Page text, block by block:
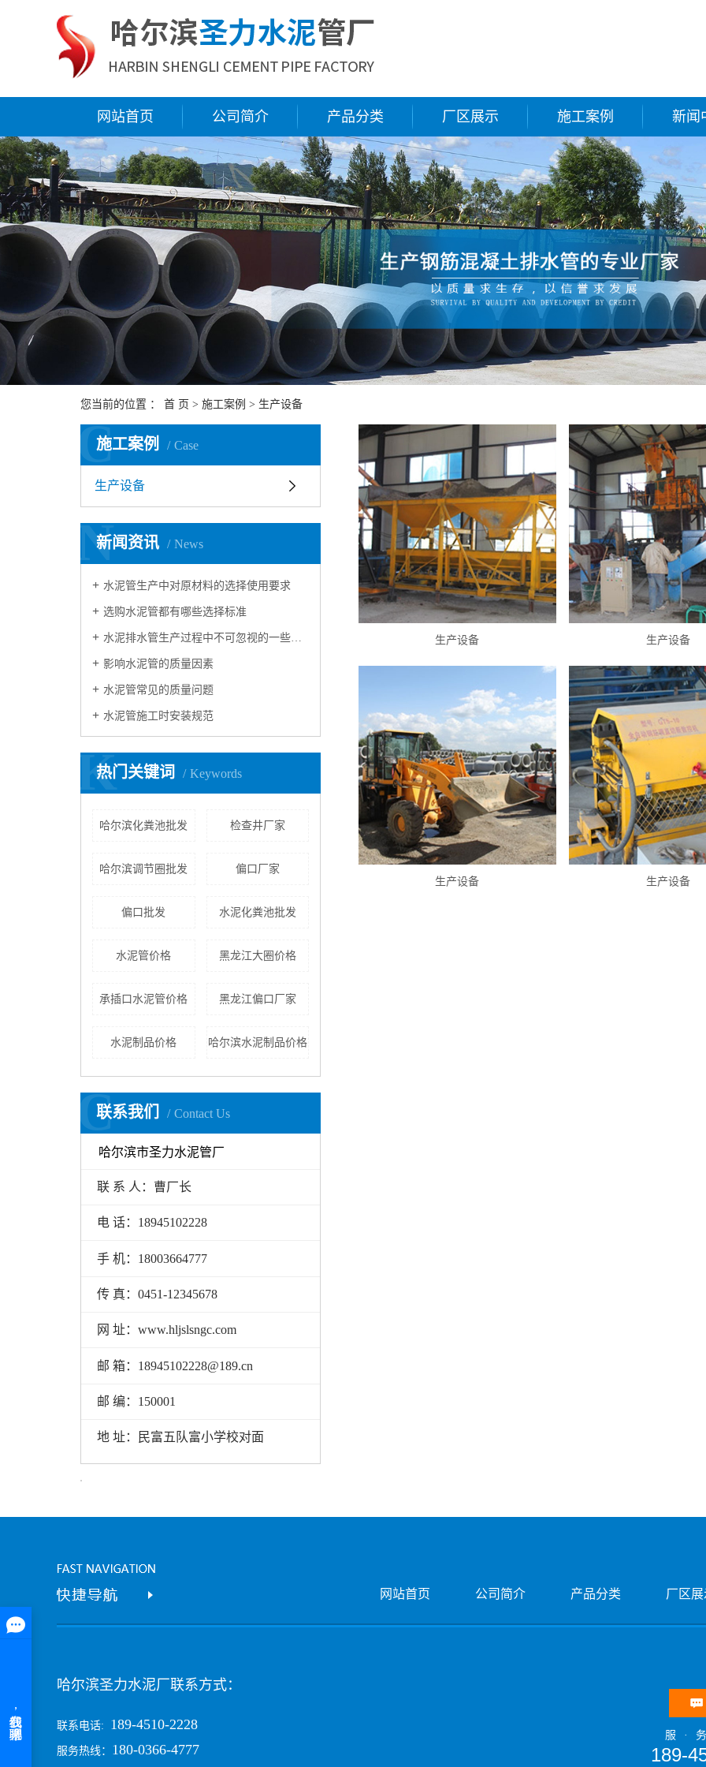
网站首页 公司简介 产品分类 厂区展示 施工案例 新闻
您当前的位置 ： 首 页 > 施工案例 > 生产设备
施工案例 Case
C
生产设备
新闻资讯 News
N
水泥管生产中对原材料的选择使用要求
选购水泥管都有哪些选择标准
水泥排水管生产过程中不可忽视的一些问题
影响水泥管的质量因素
水泥管常见的质量问题
水泥管施工时安装规范
热门关键词 Keywords
K
哈尔滨化粪池批发 检查井厂家
哈尔滨调节圈批发 偏口厂家
偏口批发 水泥化粪池批发
水泥管价格 黑龙江大圈价格
承插口水泥管价格 黑龙江偏口厂家
水泥制品价格 哈尔滨水泥制品价格
联系我们 Contact Us
C
哈尔滨市圣力水泥管厂
联 系 人：曹厂长
电 话：18945102228
手 机：18003664777
传 真：0451-12345678
网 址：www.hljslsngc.com
邮 箱：18945102228@189.cn
邮 编：150001
地 址：民富五队富小学校对面
生产设备 生产设备
生产设备 生产设备
网站首页 公司简介 产品分类 厂区
哈尔滨圣力水泥厂联系方式：
联系电话: 189-4510-2228
服务热线： 180-0366-4777
服·
189-